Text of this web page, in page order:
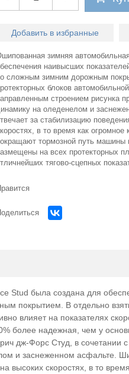
Добавить в избранные
зимняя
наивысших
сложным зимним дорожным
блоков
строением рисунка
на оледенелом и
за стабилизацию
в то время как
тормозной путь машины
на всех протекторных
тягово-сцепных
была создана для
покрытием. В отдельно
влияет на показателях
более надежная, чем у
дж-Форс Студ, в сочетании
и заснеженном асфальте.
высоких скоростях, в то